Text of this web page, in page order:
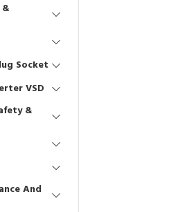
Socket
VSD
&
And